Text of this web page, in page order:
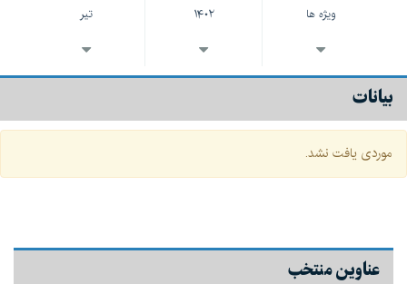
ویژه ها
حاشیه
چندرسانه ای
در رسانه ها
۱۴۰۲
۱۴۰۱
۱۴۰۰
۱۳۹۷
۱۳۹۵
تیر
مرداد
شهریور
آذر
بهمن
بیانات
موردی یافت نشد.
عناوین منتخب